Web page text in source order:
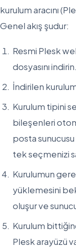
kurulum aracını
Genel akış şudur:
Resmi Plesk
dosyasını indirin.
İndirilen
Kurulum tipini
bileşenleri
posta
tek seçmenizi
Kurulumun
yüklemesini
oluşur ve
Kurulum
Plesk arayüzü